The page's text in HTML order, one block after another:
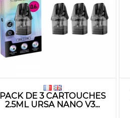
PACK DE 3 CARTOUCHES
2.5ML URSA NANO V3...